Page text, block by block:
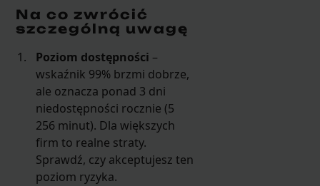
Na co zwrócić
szczególną uwagę
Poziom dostępności –
wskaźnik 99% brzmi dobrze,
ale oznacza ponad 3 dni
niedostępności rocznie (5
256 minut). Dla większych
firm to realne straty.
Sprawdź, czy akceptujesz ten
poziom ryzyka.